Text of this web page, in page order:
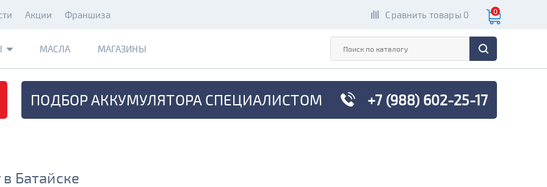
Акции Франшиза Сравнить товары 0 0
МАСЛА МАГАЗИНЫ
ПОДБОР АККУМУЛЯТОРА СПЕЦИАЛИСТОМ +7 (988) 602-25-17
Батайске